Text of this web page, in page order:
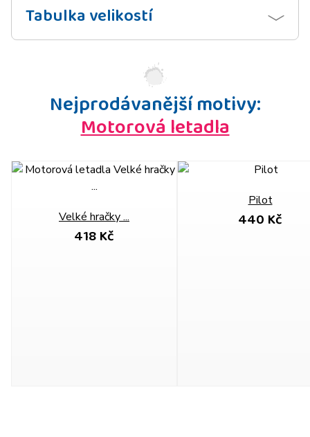
Tabulka velikostí
Nejprodávanější motivy:
Motorová letadla
Velké hračky ...
418 Kč
Pilot
440 Kč